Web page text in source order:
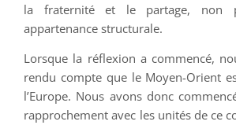
la fraternité et le partage, non
appartenance structurale.
Lorsque la réflexion a commencé,
rendu compte que le Moyen-Orient
l’Europe. Nous avons donc
rapprochement avec les unités de ce